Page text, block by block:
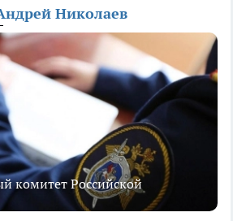
Николаев
комитет Российской